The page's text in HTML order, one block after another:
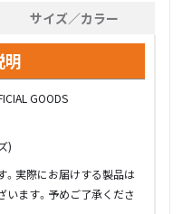
サイズ／カラー
明
GOODS
)
実際にお届けする製品は
ます。予めご了承くださ